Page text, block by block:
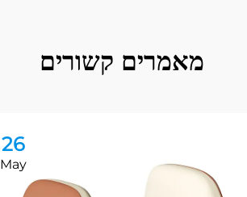
מאמרים קשורים
26
May